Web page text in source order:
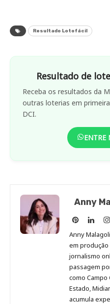
Resultado Lotofácil
Resultado de
Receba os resultados da
outras loterias em
DCI.
ENTRE
Anny
Anny
no
Pinterest
Anny
no
Anny
em
jornalismo
passagem
como
Estado,
acumula